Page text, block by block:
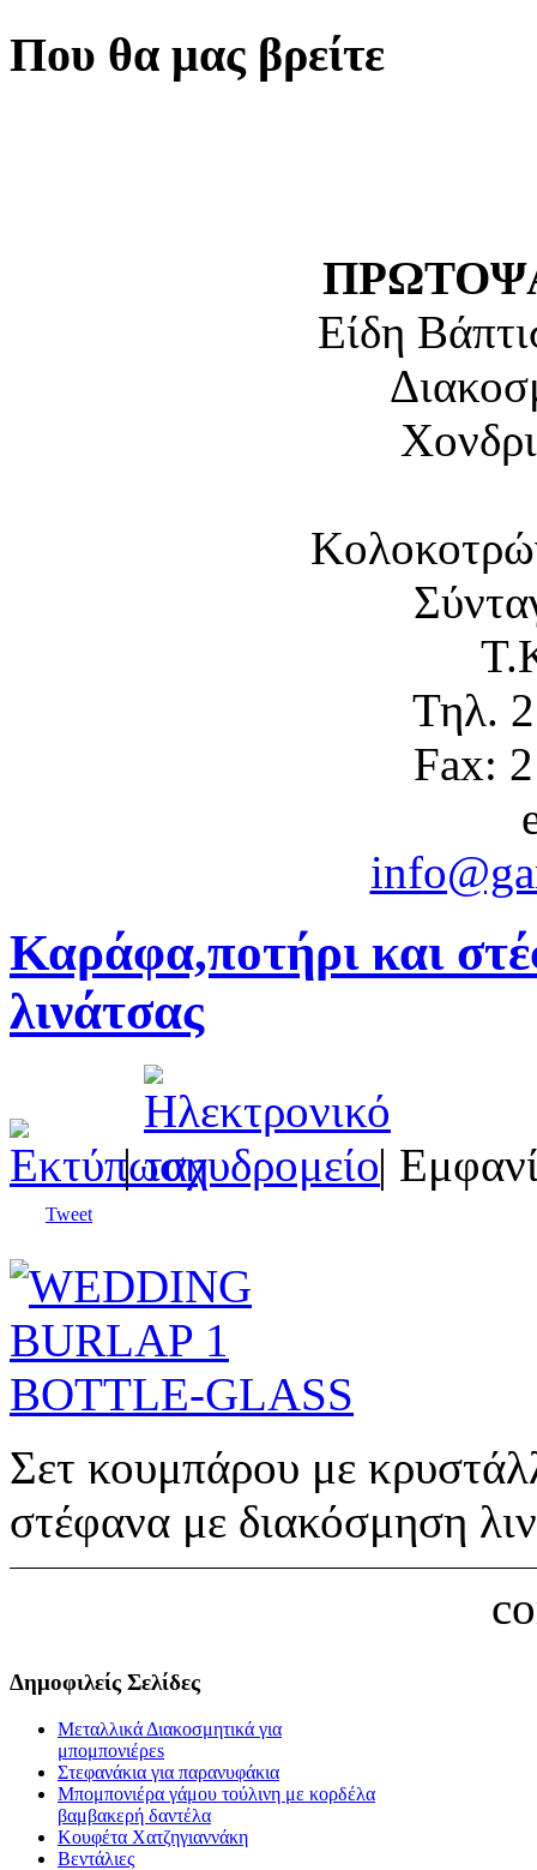
Που θα μας βρείτε
Είδη
Τηλ.
Fax:
Καράφα,ποτήρι και
λινάτσας
| |
Tweet
Σετ κουμπάρου με
στέφανα με διακόσμηση
Δημοφιλείς Σελίδες
Μεταλλικά Διακοσμητικά για
μπομπονιέρεs
Στεφανάκια για παρανυφάκια
Μπομπονιέρα γάμου τούλινη με κορδέλα
βαμβακερή δαντέλα
Κουφέτα Χατζηγιαννάκη
Βεντάλιες